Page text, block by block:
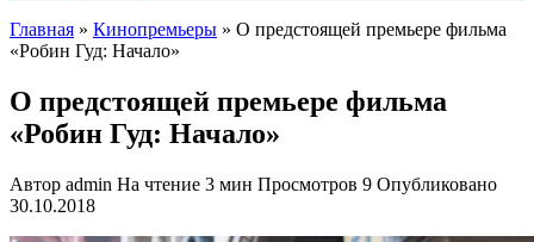
Главная » Кинопремьеры » О предстоящей премьере фильма
«Робин Гуд: Начало»
О предстоящей премьере фильма
«Робин Гуд: Начало»
Автор admin На чтение 3 мин Просмотров 9 Опубликовано
30.10.2018